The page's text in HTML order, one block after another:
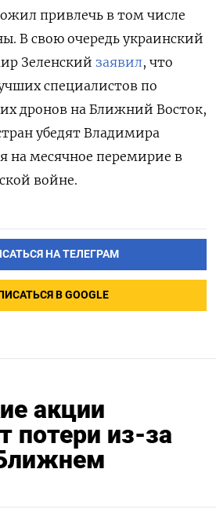
привлечь в том числе
В свою очередь украинский
Зеленский заявил, что
специалистов по
дронов на Ближний Восток,
убедят Владимира
на месячное перемирие в
войне.
НА ТЕЛЕГРАМ
В GOOGLE
акции
потери из-за